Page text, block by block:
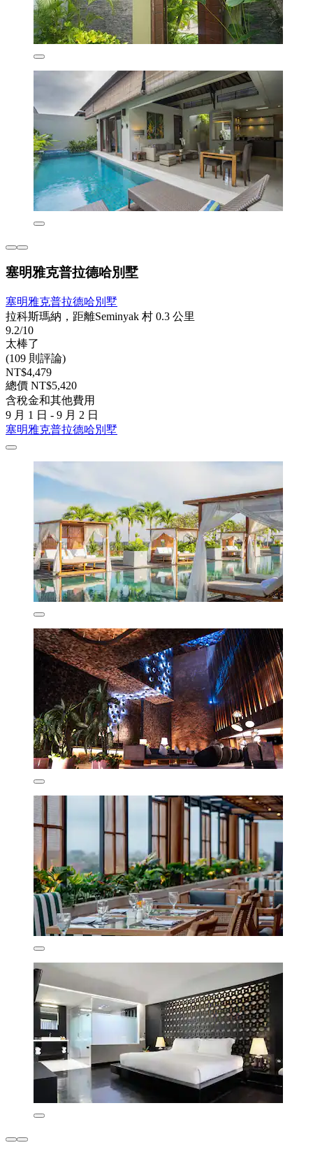
塞明雅克普拉德哈別墅
塞明雅克普拉德哈別墅
拉科斯瑪納，距離Seminyak 村 0.3 公里
9.2/10
太棒了
(109 則評論)
NT$4,479
總價 NT$5,420
含稅金和其他費用
9 月 1 日 - 9 月 2 日
塞明雅克普拉德哈別墅